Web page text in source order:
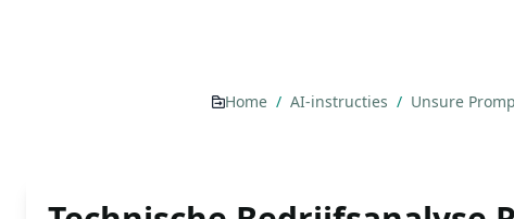
Home / AI-instructies / Unsure